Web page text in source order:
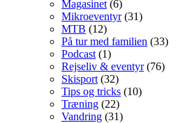
Magasinet (6)
Mikroeventyr(31)
MTB (12)
På tur med familien (33)
Podcast (1)
Rejseliv & eventyr(76)
Skisport (32)
Tips og tricks (10)
Træning (22)
Vandring (31)